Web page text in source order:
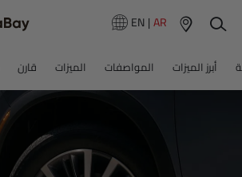
EN|AR
أبرز الميزات المواصفات الميزات قارن